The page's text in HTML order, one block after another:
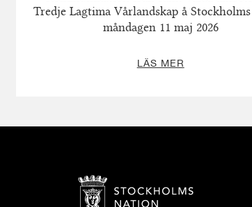
Tredje Lagtima Vårlandskap å
måndagen 11 maj 2026
LÄS MER